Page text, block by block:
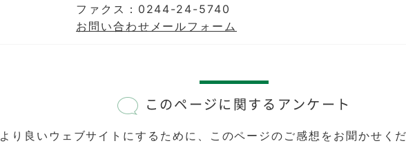
ファクス：0244-24-5740
お問い合わせメールフォーム
このページに関するアンケート
より良いウェブサイトにするために、このページのご感想をお聞かせく